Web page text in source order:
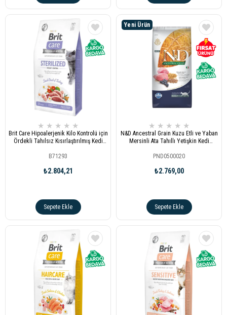
★ ★ ★ ★ ★
Brit Care Hipoalerjenik Kilo Kontrolü için
Ördekli Tahılsız Kısırlaştırılmış Kedi
B71293
₺2.804,21
Sepete Ekle
★ ★ ★ ★ ★
N&D Ancestral Grain Kuzu Etli ve Yaban
Mersinli Ata Tahıllı Yetişkin Kedi
PND0500020
₺2.769,00
Sepete Ekle
Yeni Ürün